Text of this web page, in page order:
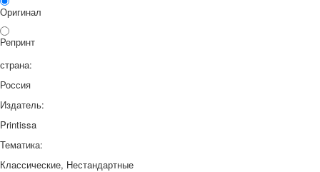
Оригинал
Репринт
страна:
Россия
Издатель:
Printissa
Тематика:
Классические, Нестандартные